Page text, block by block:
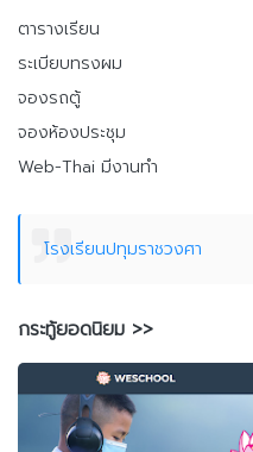
ตารางเรียน
ระเบียบทรงผม
จองรถตู้
จองห้องประชุม
Web-Thai มีงานทำ
โรงเรียนปทุมราชวงศา
กระทู้ยอดนิยม >>